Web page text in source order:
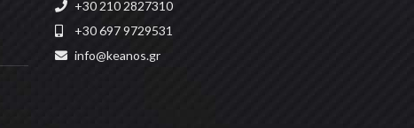
+30 210 2827310
+30 697 9729531
info@keanos.gr